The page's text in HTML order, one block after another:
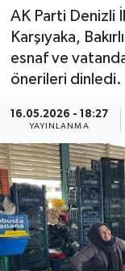
AK Parti Denizli
Karşıyaka,
esnaf ve
önerileri dinledi.
16.05.2026 - 18:27
YAYINLANMA
Advertising
Canlı Maç
ÇEVRE
Dış
Dünya
EĞİTİM
Haber Arşivi